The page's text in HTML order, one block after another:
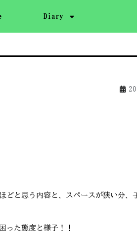
Diary
と思う内容と、スペースが狭い分
った態度と様子！！